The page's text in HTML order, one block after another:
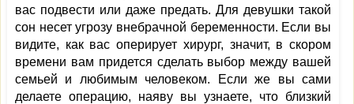
вас подвести или даже предать. Для девушки такой
сон несет угрозу внебрачной беременности. Если вы
видите, как вас оперирует хирург, значит, в скором
времени вам придется сделать выбор между вашей
семьей и любимым человеком. Если же вы сами
делаете операцию, наяву вы узнаете, что близкий